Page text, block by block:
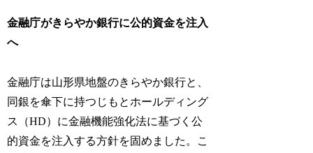
金融庁がきらやか銀行に公的資金を注入
へ
金融庁は山形県地盤のきらやか銀行と、
同銀を傘下に持つじもとホールディング
ス（HD）に金融機能強化法に基づく公
的資金を注入する方針を固めました。こ